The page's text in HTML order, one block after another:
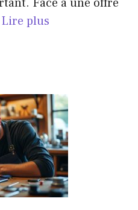
Lire plus